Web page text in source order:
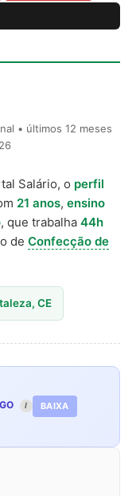
• últimos 12 meses
Salário, o perfil
21 anos, ensino
, que trabalha 44h
de Confecção de
CE
I BAIXA